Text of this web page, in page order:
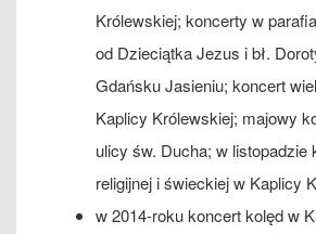
Królewskiej; koncerty w
od Dzieciątka Jezus i bł.
Gdańsku Jasieniu; koncert
Kaplicy Królewskiej; majowy
ulicy św. Ducha; w listopadzie
religijnej i świeckiej w Kaplicy
w 2014-roku koncert kolęd w